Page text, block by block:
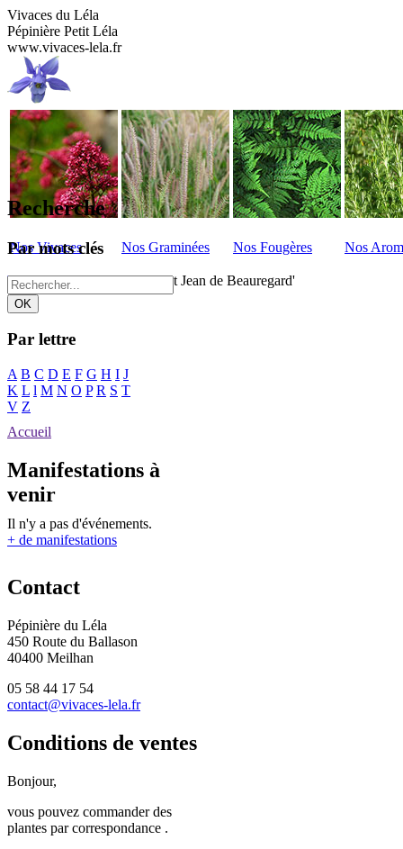
Vivaces du Léla
Pépinière Petit Léla
www.vivaces-lela.fr
Nos Vivaces Nos Graminées Nos Fougères Nos
Vivaces - Liste>Salvia 'Saint Jean de Beauregard'
Recherche
Par mots clés
Par lettre
A B C D E F G H I J
K L l M N O P R S T
V Z
Accueil
Manifestations à
venir
Il n'y a pas d'événements.
+ de manifestations
Contact
Pépinière du Léla
450 Route du Ballason
40400 Meilhan
05 58 44 17 54
contact@vivaces-lela.fr
Conditions de ventes
Bonjour,
vous pouvez commander des
plantes par correspondance .